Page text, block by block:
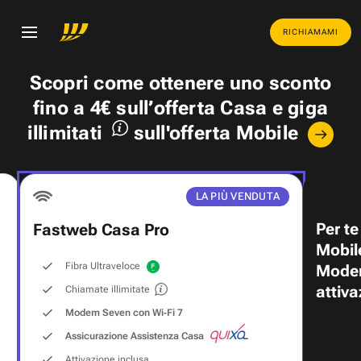
RICHIAMAMI
Scopri come ottenere uno sconto
fino a 4€ sull’offerta Casa egiga
illimitati
sull'offerta Mobile
LA PIÙ VENDUTA
Fastweb Casa Pro
Fibra Ultraveloce
Chiamate illimitate
Modem Seven con Wi‑Fi 7
Assicurazione Assistenza Casa
Per